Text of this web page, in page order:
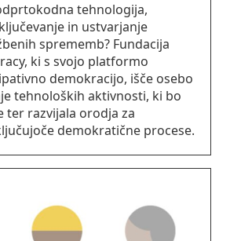
tehnologija,
in ustvarjanje
sprememb? Fundacija
ki s svojo platformo
demokracijo, išče osebo
tehnoloških aktivnosti, ki bo
ter razvijala orodja za
demokratične procese.